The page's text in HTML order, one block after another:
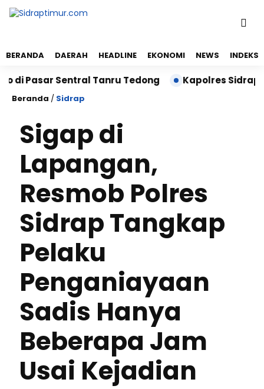
BERANDA DAERAH HEADLINE EKONOMI NEWS INDEKS
Sentral Tanru Tedong Kapolres Sidrap
Beranda / Sidrap
Sigap di
Lapangan,
Resmob Polres
Sidrap Tangkap
Pelaku
Penganiayaan
Sadis Hanya
Beberapa Jam
Usai Kejadian